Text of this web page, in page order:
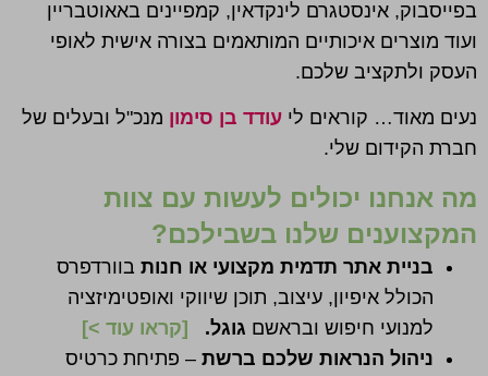
בפייסבוק, אינסטגרם לינקדאין, קמפיינים באאוטבריין
ועוד מוצרים איכותיים המותאמים בצורה אישית לאופי
העסק ולתקציב שלכם.
נעים מאוד… קוראים לי עודד בן סימון מנכ"ל ובעלים של
חברת הקידום שלי.
מה אנחנו יכולים לעשות עם צוות
המקצוענים שלנו בשבילכם?
בניית אתר תדמית מקצועי או חנות בוורדפרס
הכולל איפיון, עיצוב, תוכן שיווקי ואופטימיזציה
למנועי חיפוש ובראשם גוגל. [קראו עוד >]
ניהול הנראות שלכם ברשת – פתיחת כרטיס